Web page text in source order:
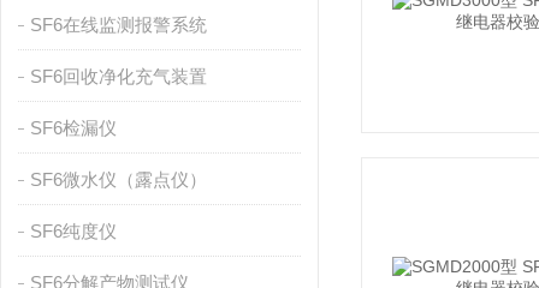
SF6在线监测报警系统
SF6回收净化充气装置
SF6检漏仪
SF6微水仪（露点仪）
SF6纯度仪
SF6分解产物测试仪